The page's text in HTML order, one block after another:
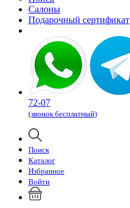
Салоны
Подарочный сертификат
72-07
(звонок бесплатный)
Поиск
Каталог
Избранное
Войти